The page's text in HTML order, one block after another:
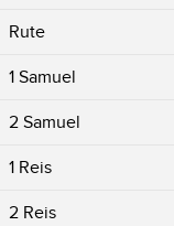
Rute
1 Samuel
2 Samuel
1 Reis
2 Reis